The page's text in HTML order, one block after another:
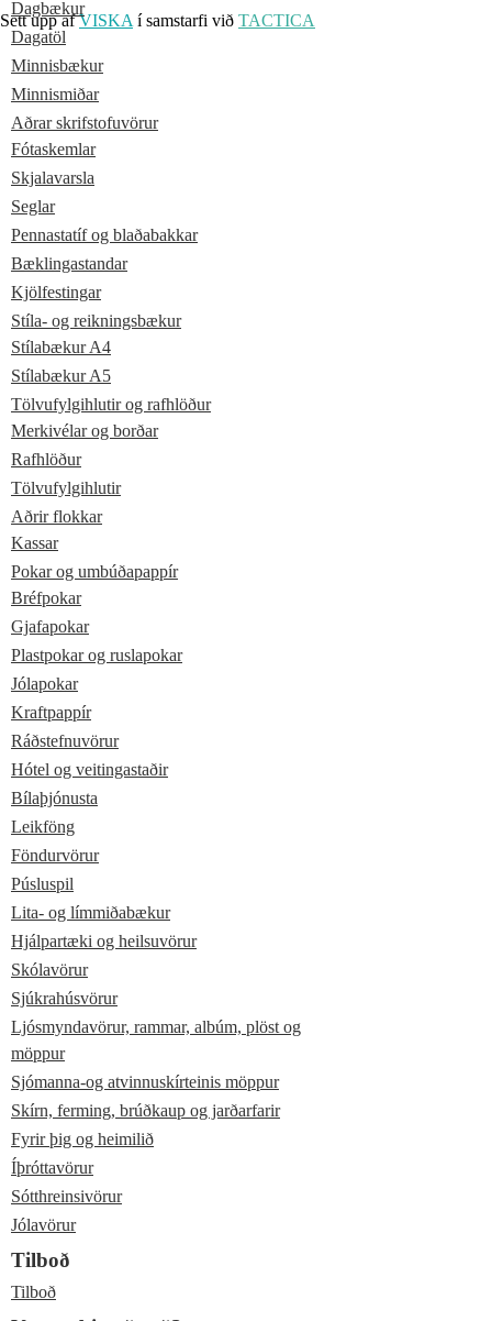
Dagbækur
Dagatöl
Minnisbækur
Minnismiðar
Aðrar skrifstofuvörur
Fótaskemlar
Skjalavarsla
Seglar
Pennastatíf og blaðabakkar
Bæklingastandar
Kjölfestingar
Stíla- og reikningsbækur
Stílabækur A4
Stílabækur A5
Tölvufylgihlutir og rafhlöður
Merkivélar og borðar
Rafhlöður
Tölvufylgihlutir
Aðrir flokkar
Kassar
Pokar og umbúðapappír
Bréfpokar
Gjafapokar
Plastpokar og ruslapokar
Jólapokar
Kraftpappír
Ráðstefnuvörur
Hótel og veitingastaðir
Bílaþjónusta
Leikföng
Föndurvörur
Púsluspil
Lita- og límmiðabækur
Hjálpartæki og heilsuvörur
Skólavörur
Sjúkrahúsvörur
Ljósmyndavörur, rammar, albúm, plöst og
möppur
Sjómanna-og atvinnuskírteinis möppur
Skírn, ferming, brúðkaup og jarðarfarir
Fyrir þig og heimilið
Íþróttavörur
Sótthreinsivörur
Jólavörur
Tilboð
Tilboð
Sett upp afVISKA í samstarfi við TACTICA